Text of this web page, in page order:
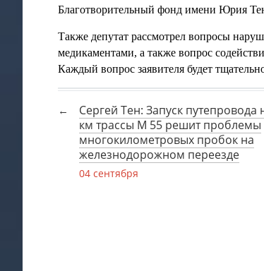
Благотворительный фонд имени Юрия
Также депутат рассмотрел вопросы
медикаментами, а также вопрос
Каждый вопрос заявителя будет
Сергей Тен: Запуск путепровода
км трассы М 55 решит проблемы
многокилометровых пробок на
железнодорожном переезде
04 сентября